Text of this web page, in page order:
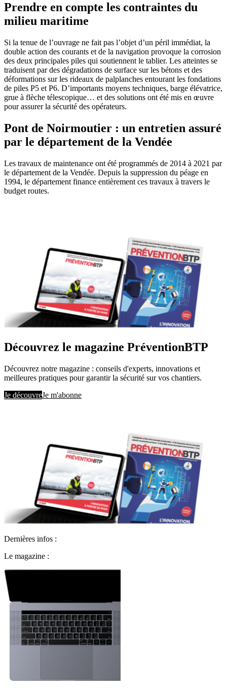
Prendre en compte les contraintes du
milieu maritime
Si la tenue de l’ouvrage ne fait pas l’objet d’un péril immédiat, la
double action des courants et de la navigation provoque la corrosion
des deux principales piles qui soutiennent le tablier. Les atteintes se
traduisent par des dégradations de surface sur les bétons et des
déformations sur les rideaux de palplanches entourant les fondations
de piles P5 et P6. D’importants moyens techniques, barge élévatrice,
grue à flèche télescopique… et des solutions ont été mis en œuvre
pour assurer la sécurité des opérateurs.
Pont de Noirmoutier : un entretien assuré
par le département de la Vendée
Les travaux de maintenance ont été programmés de 2014 à 2021 par
le département de la Vendée. Depuis la suppression du péage en
1994, le département finance entièrement ces travaux à travers le
budget routes.
Découvrez le magazine PréventionBTP
Découvrez notre magazine : conseils d'experts, innovations et
meilleures pratiques pour garantir la sécurité sur vos chantiers.
Je découvreJe m'abonne
Dernières infos :
Le magazine :